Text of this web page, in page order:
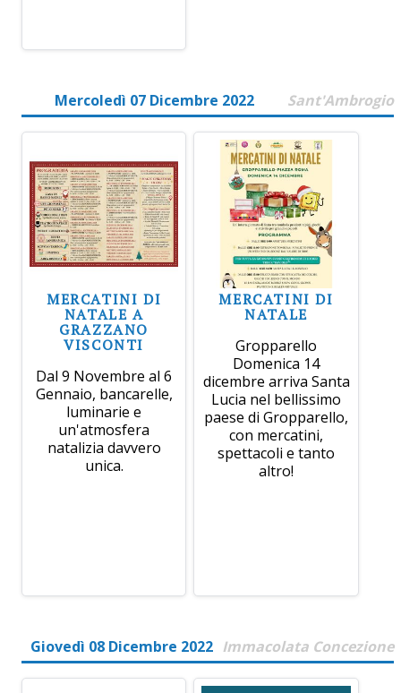
Mercoledì 07 Dicembre 2022 Sant'Ambrogio
MERCATINI DI
NATALE A
GRAZZANO
VISCONTI
Dal 9 Novembre al 6
Gennaio, bancarelle,
luminarie e
un'atmosfera
natalizia davvero
unica.
MERCATINI DI
NATALE
Gropparello
Domenica 14
dicembre arriva Santa
Lucia nel bellissimo
paese di Gropparello,
con mercatini,
spettacoli e tanto
altro!
Giovedì 08 Dicembre 2022 Immacolata Concezione